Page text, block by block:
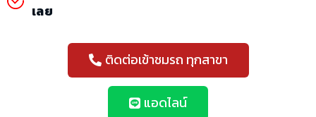
เลย
ติดต่อเข้าชมรถ ทุกสาขา
แอดไลน์